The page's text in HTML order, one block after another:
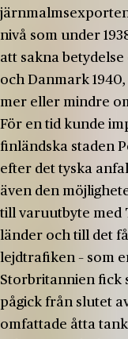
nivå som under
att sakna
och Danmark
mer eller mindre
För en tid kunde
finländska staden
efter det tyska
även den
till varuutbyte med
länder och till det
lejdtrafiken – som
Storbritannien fick
pågick från slutet
omfattade åtta